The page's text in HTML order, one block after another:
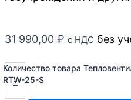
31 990,00 ₽ с НДС без
-
Количество товара
RTW-25-S